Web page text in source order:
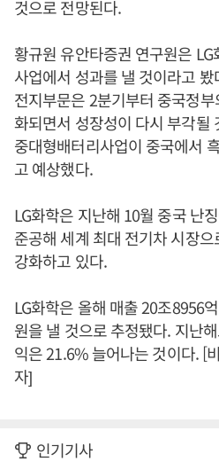
것으로 전망된다.
황규원 유안타증권 연구원은
사업에서 성과를 낼 것이라고
전지부문은 2분기부터 중국정
화되면서 성장성이 다시 부각될
중대형배터리사업이 중국에서
고 예상했다.
LG화학은 지난해 10월 중국 난
준공해 세계 최대 전기차 시장
강화하고 있다.
LG화학은 올해 매출 20조8956
원을 낼 것으로 추정됐다. 지난
익은 21.6% 늘어나는 것이다. [
자]
인기기사